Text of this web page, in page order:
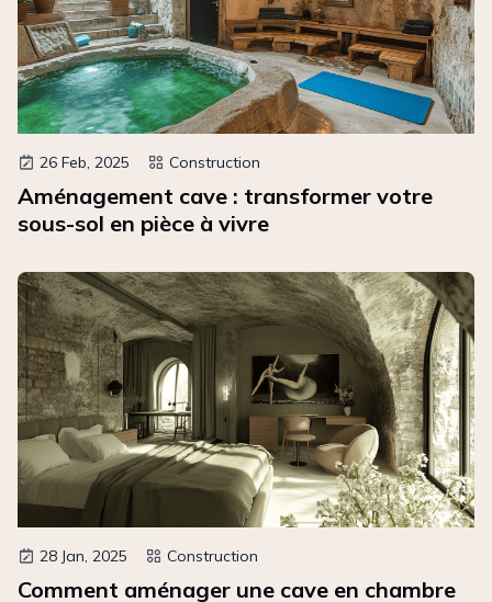
26 Feb, 2025 Construction
Aménagement cave : transformer votre
sous-sol en pièce à vivre
28 Jan, 2025 Construction
Comment aménager une cave en chambre